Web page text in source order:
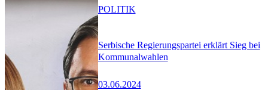
Serbische Regierungspartei erklärt Sieg bei
Kommunalwahlen
03.06.2024
POLITIK